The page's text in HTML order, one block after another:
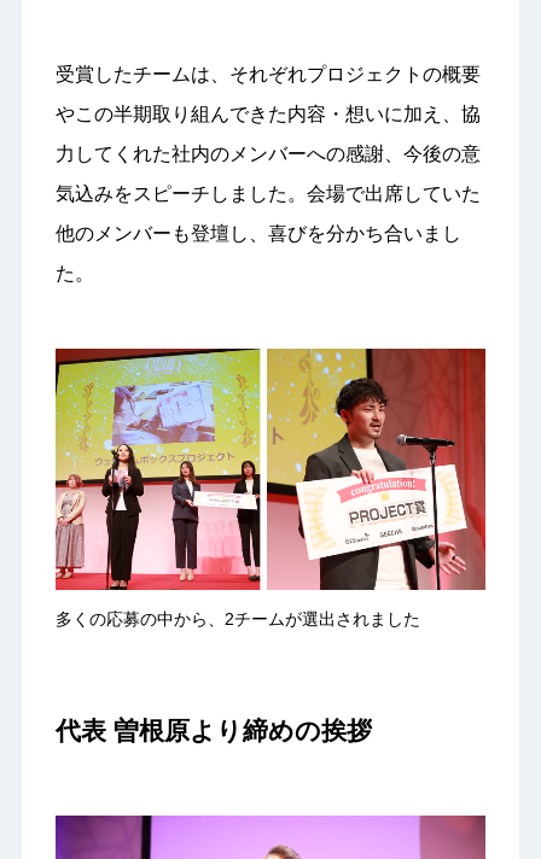
受賞したチームは、それぞれプロジェクトの概要
やこの半期取り組んできた内容・想いに加え、協
力してくれた社内のメンバーへの感謝、今後の意
気込みをスピーチしました。会場で出席していた
他のメンバーも登壇し、喜びを分かち合いまし
た。
多くの応募の中から、2チームが選出されました
代表 曽根原より締めの挨拶